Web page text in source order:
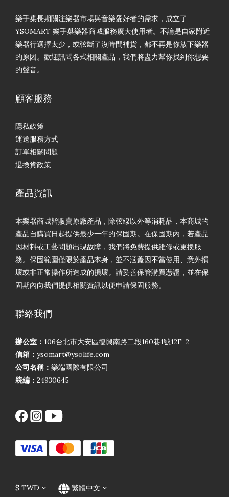
樂手巢長期關注樂器市場與音樂愛好者的需求，成立了
YSOMART 樂手巢樂器商城服務廣大使用者。不論是自家附近
樂器行選擇太少，或弦斷了沒時間補貨，都不再是你放下樂器
的原因。歡迎訊問各式相關產品，我們將盡力幫你找到你想要
的聲音。
顧客服務
隱私政策
運送服務方式
訂單相關問題
退換貨政策
產品資訊
本樂器商城皆販賣原廠產品，除弦線以外等消耗品，本商城的
產品自購買日起提供最少一年的保固期。在保固期內，若產品
因材料或工藝問題出現故障，我們將免費提供維修或更換服
務。保固範圍僅限於產品本身，並不涵蓋因不當使用、意外損
壞或非正常操作所造成的損壞。請妥善保管購買憑證，並在保
固期內向我們提供相關資訊以便申請保固服務。
聯絡我們
辦公室： 106台北市大安區復興南路二段160巷1號12F-2
信箱： ysomart@ysolife.com
公司名稱： 樂端國際有限公司
統編： 24930645
$ TWD 繁體中文